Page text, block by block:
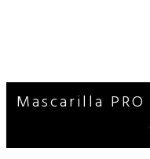
Mascarilla